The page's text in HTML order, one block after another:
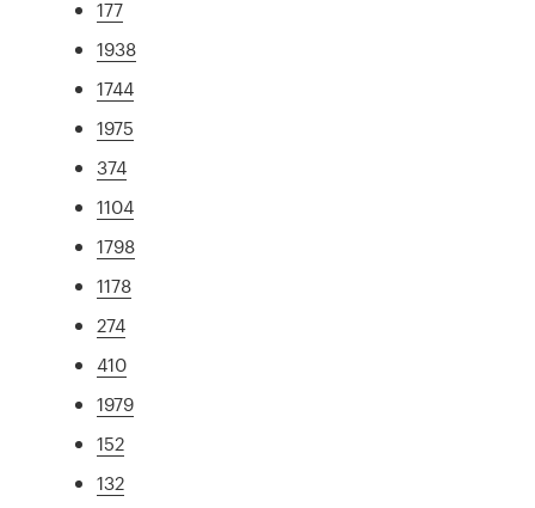
177
1938
1744
1975
374
1104
1798
1178
274
410
1979
152
132